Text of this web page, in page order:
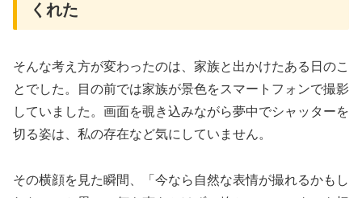
くれた
そんな考え方が変わったのは、家族と出かけたある日のこ
とでした。目の前では家族が景色をスマートフォンで撮影
していました。画面を覗き込みながら夢中でシャッターを
切る姿は、私の存在など気にしていません。
その横顔を見た瞬間、「今なら自然な表情が撮れるかもし